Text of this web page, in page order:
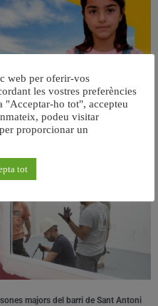
marcar la diferencia.
2026
majors del barri de Sant Antoni
web per oferir-vos
les vostres preferències
"Acceptar-ho tot", accepteu
podeu visitar
proporcionar un
tot